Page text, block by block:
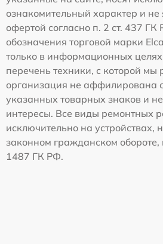
ознакомительный характер и не
офертой согласно п. 2 ст. 437
обозначения торговой марки
только в информационных
перечень техники, с которой
организация не аффилирована
указанных товарных знаков и
интересы. Все виды ремонтных
исключительно на устройствах,
законном гражданском обороте,
1487 ГК РФ.